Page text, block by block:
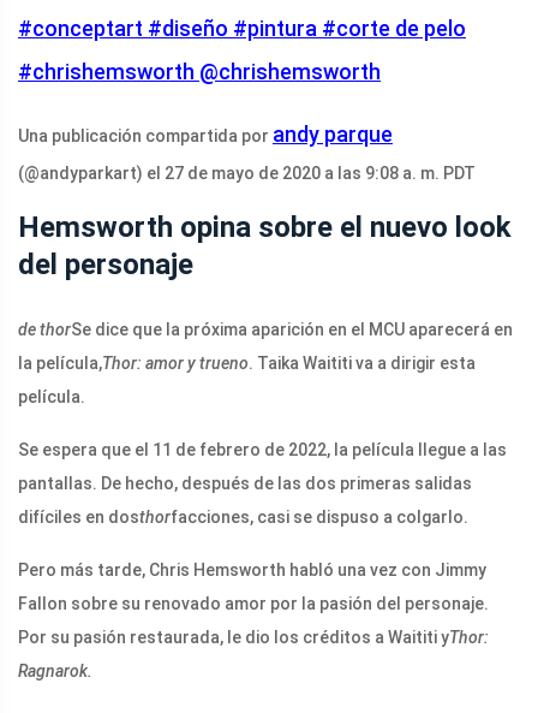
#conceptart #diseño #pintura #corte de pelo
#chrishemsworth @chrishemsworth
Una publicación compartida por andy parque
(@andyparkart) el 27 de mayo de 2020 a las 9:08 a. m. PDT
Hemsworth opina sobre el nuevo look
del personaje
de thorSe dice que la próxima aparición en el MCU aparecerá en
la película,Thor: amor y trueno. Taika Waititi va a dirigir esta
película.
Se espera que el 11 de febrero de 2022, la película llegue a las
pantallas. De hecho, después de las dos primeras salidas
difíciles en dosthorfacciones, casi se dispuso a colgarlo.
Pero más tarde, Chris Hemsworth habló una vez con Jimmy
Fallon sobre su renovado amor por la pasión del personaje.
Por su pasión restaurada, le dio los créditos a Waititi yThor:
Ragnarok.